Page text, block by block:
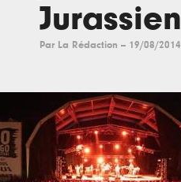
Jurassien
Par La Rédaction -- 19/08/2014